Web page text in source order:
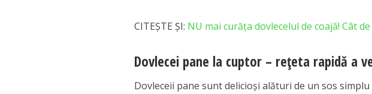
CITEȘTE ȘI: NU mai curăţa dovlecelul de coajă! Cât
Dovlecei pane la cuptor – rețeta rapidă a
Dovleceii pane sunt delicioși alături de un sos